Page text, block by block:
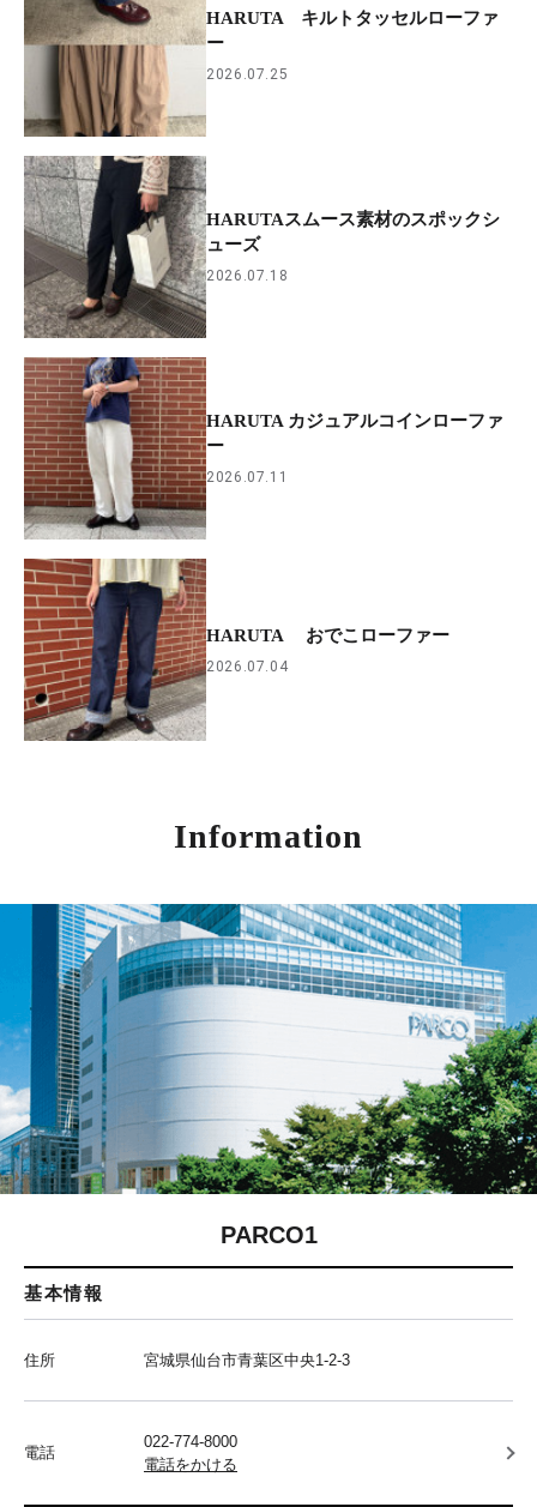
HARUTA キルトタッセルローファ
ー
2026.07.25
HARUTAスムース素材のスポックシ
ューズ
2026.07.18
HARUTA カジュアルコインローファ
ー
2026.07.11
HARUTA おでこローファー
2026.07.04
Information
PARCO1
基本情報
住所 宮城県仙台市青葉区中央1-2-3
電話
022-774-8000
電話をかける